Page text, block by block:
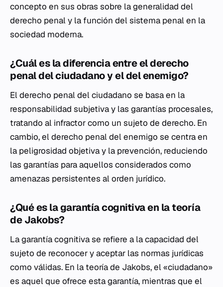
concepto en sus obras sobre la generalidad del
derecho penal y la función del sistema penal en la
sociedad moderna.
¿Cuál es la diferencia entre el derecho
penal del ciudadano y el del enemigo?
El derecho penal del ciudadano se basa en la
responsabilidad subjetiva y las garantías procesales,
tratando al infractor como un sujeto de derecho. En
cambio, el derecho penal del enemigo se centra en
la peligrosidad objetiva y la prevención, reduciendo
las garantías para aquellos considerados como
amenazas persistentes al orden jurídico.
¿Qué es la garantía cognitiva en la teoría
de Jakobs?
La garantía cognitiva se refiere a la capacidad del
sujeto de reconocer y aceptar las normas jurídicas
como válidas. En la teoría de Jakobs, el «ciudadano»
es aquel que ofrece esta garantía, mientras que el